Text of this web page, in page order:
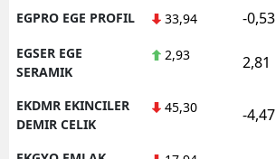
EGPRO EGE PROFIL 33,94 -0,53
EGSER EGE
SERAMIK
2,93 2,81
EKDMR EKINCILER
DEMIR CELIK
45,30 -4,47